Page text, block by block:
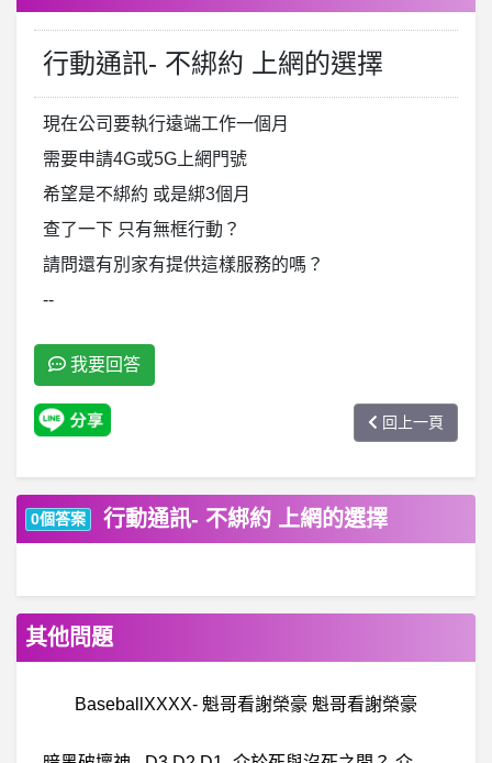
行動通訊- 不綁約 上網的選擇
現在公司要執行遠端工作一個月
需要申請4G或5G上網門號
希望是不綁約 或是綁3個月
查了一下 只有無框行動？
請問還有別家有提供這樣服務的嗎？
--
我要回答
回上一頁
0個答案 行動通訊- 不綁約 上網的選擇
其他問題
BaseballXXXX- 魁哥看謝榮豪 魁哥看謝榮豪